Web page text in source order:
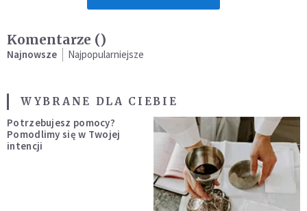
Komentarze ()
Najnowsze Najpopularniejsze
WYBRANE DLA CIEBIE
Potrzebujesz pomocy?
Pomodlimy się w Twojej
intencji